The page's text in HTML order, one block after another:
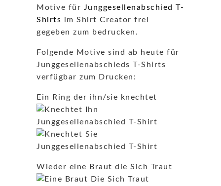
Motive für Junggesellenabschied T-
Shirts im Shirt Creator frei
gegeben zum bedrucken.
Folgende Motive sind ab heute für
Junggesellenabschieds T-Shirts
verfügbar zum Drucken:
Ein Ring der ihn/sie knechtet
Wieder eine Braut die Sich Traut